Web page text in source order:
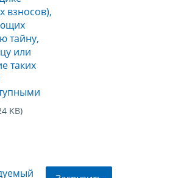
взносов),
тайну,
или
таких
KB)